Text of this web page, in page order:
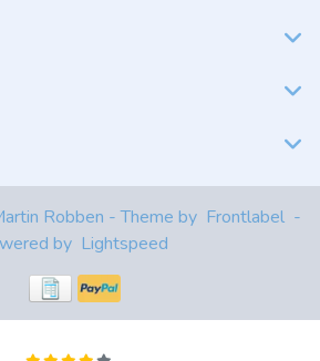
Robben - Theme by Frontlabel -
by Lightspeed